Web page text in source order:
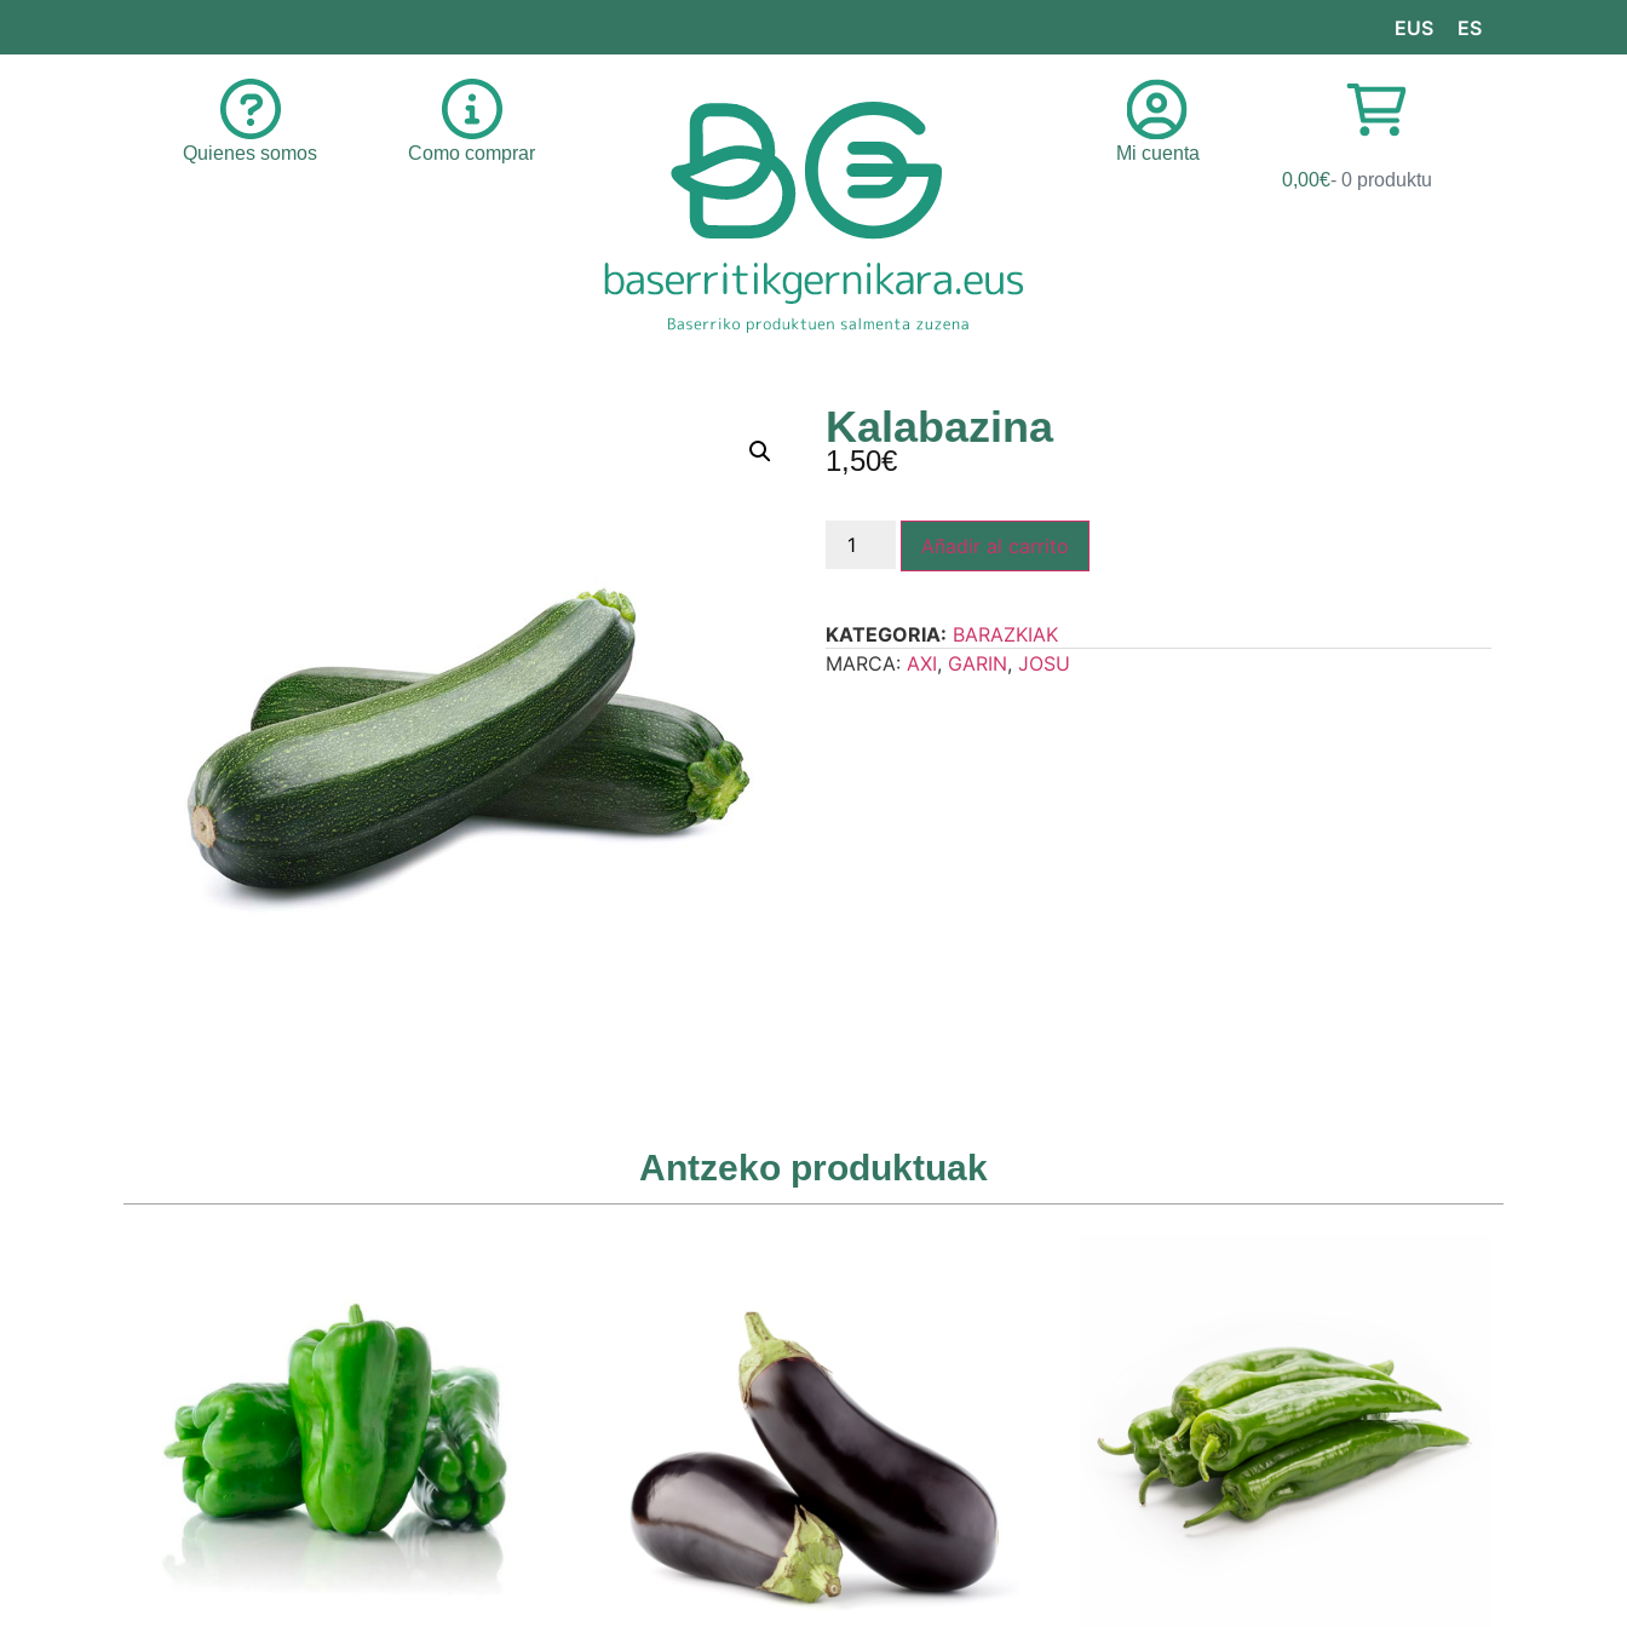
EUS ES
Quienes somos Como comprar
Mi cuenta
0,00€ 0
Kalabazina
1,50€
Añadir al carrito
KATEGORIA: BARAZKIAK
MARCA: AXI, GARIN, JOSU
Antzeko produktuak